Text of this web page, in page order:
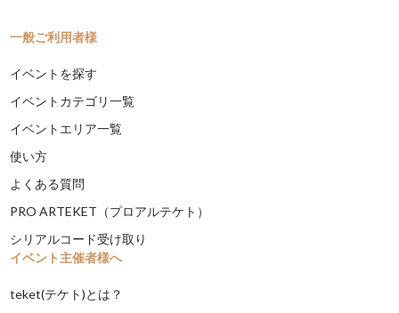
一般ご利用者様
イベントを探す
イベントカテゴリ一覧
イベントエリア一覧
使い方
よくある質問
PRO ARTEKET（プロアルテケト）
シリアルコード受け取り
イベント主催者様へ
teket(テケト)とは？